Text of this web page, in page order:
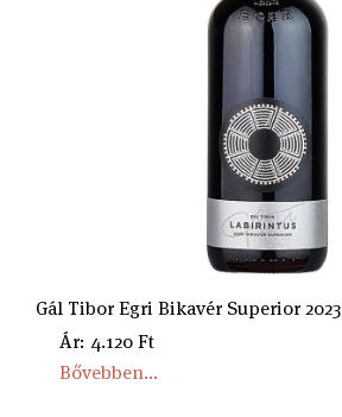
Gál Tibor Egri Bikavér Superior 2023
Ár: 4.120 Ft
Bővebben...